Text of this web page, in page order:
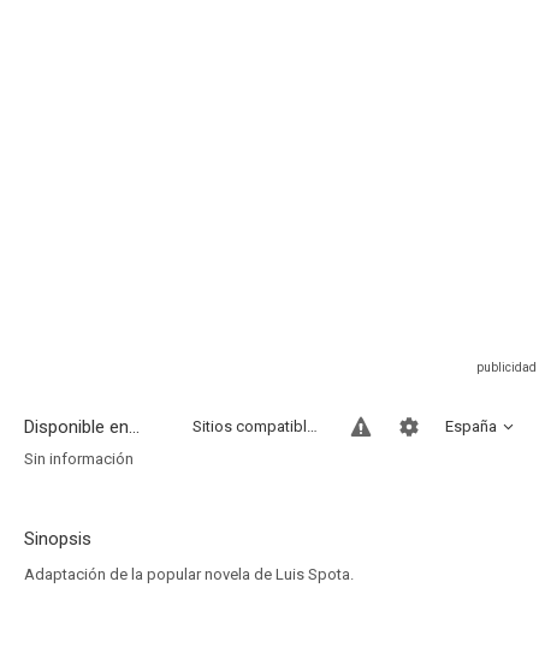
Disponible en... España
Sitios compatibles
Sin información
Sinopsis
Adaptación de la popular novela de Luis Spota.